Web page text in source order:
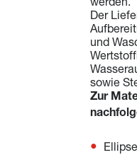
Der
und
sowie
Zur